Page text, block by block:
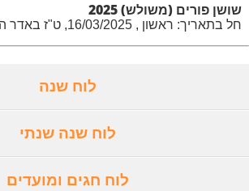
שושן פורים (משולש) 2025
חל בתאריך: ראשון , 16/03/2025, ט"ז באדר ה'תשפ"ה
לוח שנה
לוח שנה שנתי
לוח חגים ומועדים